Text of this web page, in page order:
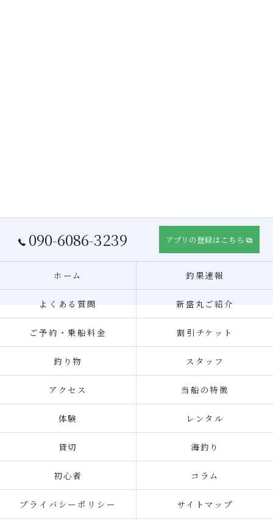
090-6086-3239 アプリの登録はこちら
ホーム 釣果速報
よくある質問 新盛丸ご紹介
ご予約・乗船料金 割引チケット
釣り物 スタッフ
アクセス 当船の特徴
体験 レンタル
貸切 海釣り
初心者 コラム
プライバシーポリシー サイトマップ